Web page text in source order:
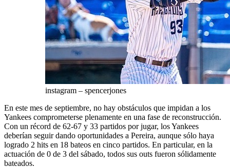
instagram – spencerjones
En este mes de septiembre, no hay obstáculos que impidan a los
Yankees comprometerse plenamente en una fase de reconstrucción.
Con un récord de 62-67 y 33 partidos por jugar, los Yankees
deberían seguir dando oportunidades a Pereira, aunque sólo haya
logrado 2 hits en 18 bateos en cinco partidos. En particular, en la
actuación de 0 de 3 del sábado, todos sus outs fueron sólidamente
bateados.